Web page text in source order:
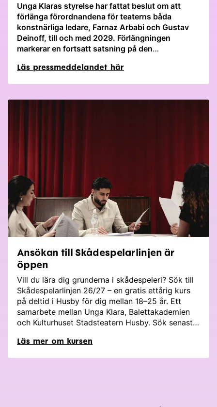
Unga Klaras styrelse har fattat beslut om att
förlänga förordnandena för teaterns båda
konstnärliga ledare, Farnaz Arbabi och Gustav
Deinoff, till och med 2029. Förlängningen
markerar en fortsatt satsning på den
som gjort Unga Klara till en ledande nationell
Läs pressmeddelandet här
Ansökan till Skådespelarlinjen är
öppen
Vill du lära dig grunderna i skådespeleri? Sök till
Skådespelarlinjen 26/27 – en gratis ettårig kurs
på deltid i Husby för dig mellan 18–25 år. Ett
samarbete mellan Unga Klara, Balettakademien
och Kulturhuset Stadsteatern Husby. Sök senast
Läs mer om kursen